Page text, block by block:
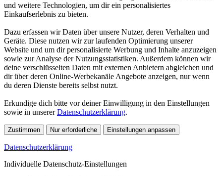
und weitere Technologien, um dir ein personalisiertes
Einkaufserlebnis zu bieten.
Dazu erfassen wir Daten über unsere Nutzer, deren Verhalten und
Geräte. Diese nutzen wir zur laufenden Optimierung unserer
Website und um dir personalisierte Werbung und Inhalte anzuzeigen
sowie zur Analyse der Nutzungsstatistiken. Außerdem können wir
deine verschlüsselten Daten mit externen Anbietern abgleichen und
dir über deren Online-Werbekanäle Angebote anzeigen, nur wenn
du deren Dienste bereits selbst nutzt.
Erkundige dich bitte vor deiner Einwilligung in den Einstellungen
sowie in unsererDatenschutzerklärung.
Zustimmen Nur erforderliche Einstellungen anpassen
Datenschutzerklärung
Individuelle Datenschutz-Einstellungen